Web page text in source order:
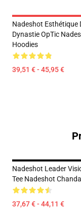
Nadeshot Esthétique
Dynastie OpTic
Hoodies
39,51 € - 45,95 €
Nadeshot Leader
Tee Nadeshot
37,67 € - 44,11 €